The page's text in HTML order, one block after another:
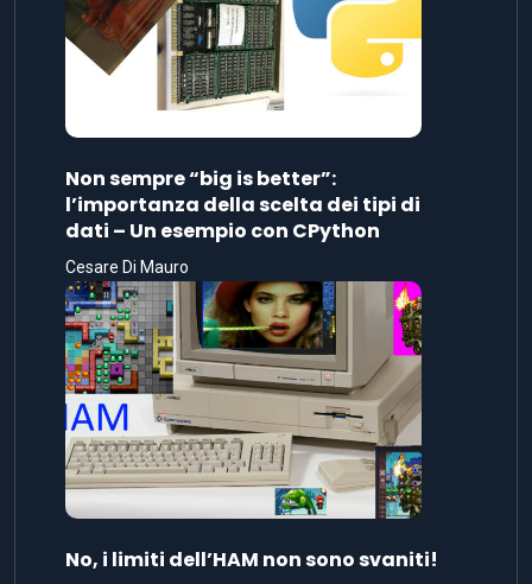
Non sempre “big is better”:
l’importanza della scelta dei tipi di
dati – Un esempio con CPython
Cesare Di Mauro
No, i limiti dell’HAM non sono svaniti!